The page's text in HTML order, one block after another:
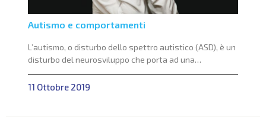
Autismo e comportamenti
L’autismo, o disturbo dello spettro autistico (ASD), è un
disturbo del neurosviluppo che porta ad una
compromissione della comunicazione (verbale e non) e
dell’interazione sociale, portando spesso a
11 Ottobre 2019